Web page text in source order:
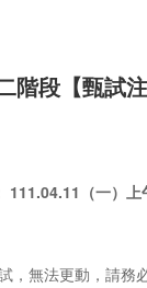
階段【甄試注
111.04.11（一）
，無法更動，請務